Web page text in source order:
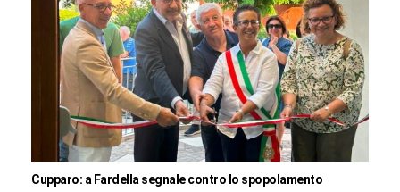
Cupparo: a Fardella segnale contro lo spopolamento